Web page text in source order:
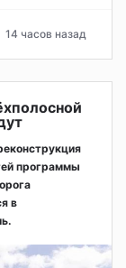
14 часов назад
программы
в